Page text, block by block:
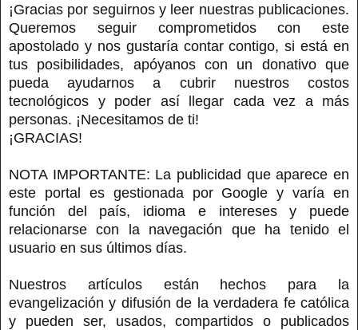
¡Gracias por seguirnos y leer nuestras publicaciones.
Queremos seguir comprometidos con este
apostolado y nos gustaría contar contigo, si está en
tus posibilidades, apóyanos con un donativo que
pueda ayudarnos a cubrir nuestros costos
tecnológicos y poder así llegar cada vez a más
personas. ¡Necesitamos de ti!
¡GRACIAS!
NOTA IMPORTANTE: La publicidad que aparece en
este portal es gestionada por Google y varía en
función del país, idioma e intereses y puede
relacionarse con la navegación que ha tenido el
usuario en sus últimos días.
Nuestros artículos están hechos para la
evangelización y difusión de la verdadera fe católica
y pueden ser, usados, compartidos o publicados